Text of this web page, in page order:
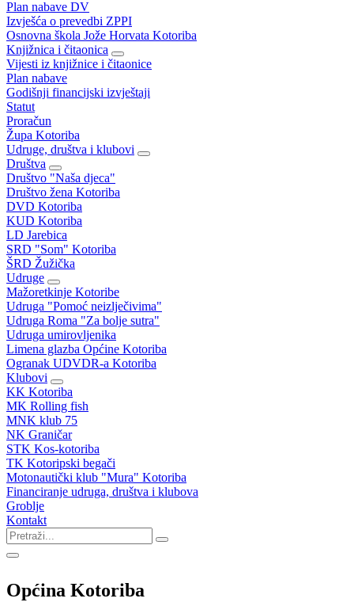
Plan nabave DV
Izvješća o prevedbi ZPPI
Osnovna škola Jože Horvata Kotoriba
Knjižnica i čitaonica
Vijesti iz knjižnice i čitaonice
Plan nabave
Godišnji financijski izvještaji
Statut
Proračun
Župa Kotoriba
Udruge, društva i klubovi
Društva
Društvo "Naša djeca"
Društvo žena Kotoriba
DVD Kotoriba
KUD Kotoriba
LD Jarebica
SRD "Som" Kotoriba
ŠRD Žužička
Udruge
Mažoretkinje Kotoribe
Udruga "Pomoć neizlječivima"
Udruga Roma "Za bolje sutra"
Udruga umirovljenika
Limena glazba Općine Kotoriba
Ogranak UDVDR-a Kotoriba
Klubovi
KK Kotoriba
MK Rolling fish
MNK klub 75
NK Graničar
STK Kos-kotoriba
TK Kotoripski begači
Motonautički klub "Mura" Kotoriba
Financiranje udruga, društva i klubova
Groblje
Kontakt
Općina Kotoriba